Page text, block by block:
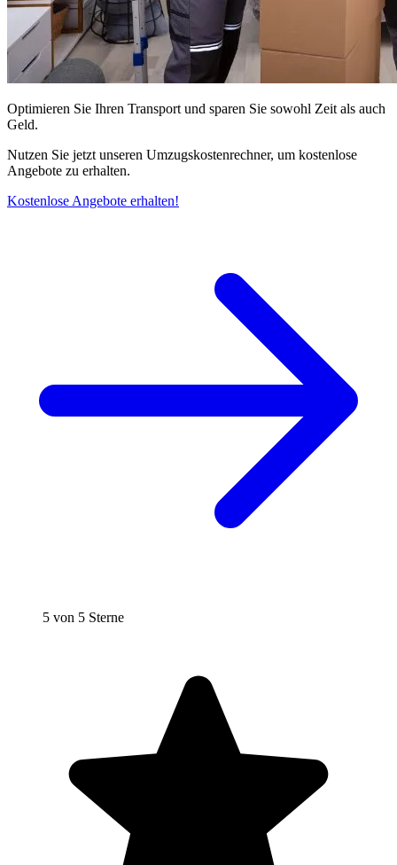
Optimieren Sie Ihren Transport und sparen Sie sowohl Zeit als auch
Geld.
Nutzen Sie jetzt unseren Umzugskostenrechner, um kostenlose
Angebote zu erhalten.
Kostenlose Angebote erhalten!
5 von 5 Sterne